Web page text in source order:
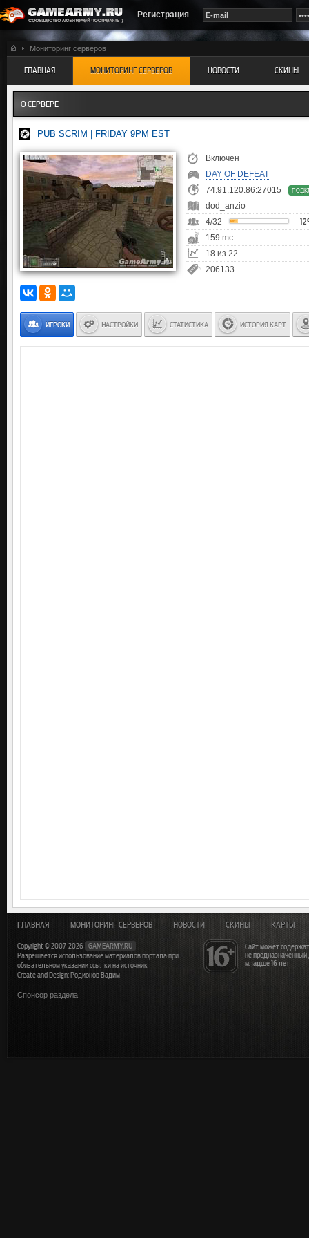
Регистрация
Мониторинг серверов
ГЛАВНАЯ МОНИТОРИНГ СЕРВЕРОВ НОВОСТИ СКИНЫ
О СЕРВЕРЕ
PUB SCRIM | FRIDAY 9PM EST
Включен
DAY OF DEFEAT
74.91.120.86:27015
dod_anzio
4/32
159 mc
18 из 22
206133
ИГРОКИ НАСТРОЙКИ СТАТИСТИКА ИСТОРИЯ КАРТ
Сайт может
не
младше 16 лет
ГЛАВНАЯ МОНИТОРИНГ СЕРВЕРОВ НОВОСТИ СКИНЫ КАРТЫ
Copyright © 2007-2026
GAMEARMY.RU
Разрешается использование материалов портала при
обязательном указании ссылки на источник
Create and Design: Родионов Вадим
Спонсор раздела: